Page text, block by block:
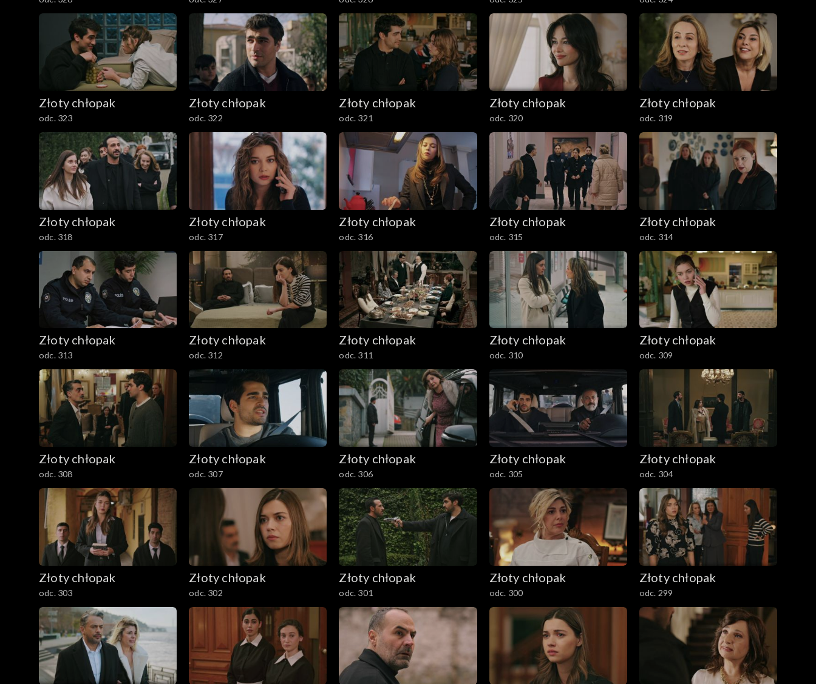
Złoty chłopak
odc. 323
Złoty chłopak
odc. 322
Złoty chłopak
odc. 321
Złoty chłopak
odc. 320
Złoty chłopak
odc. 319
Złoty chłopak
odc. 318
Złoty chłopak
odc. 317
Złoty chłopak
odc. 316
Złoty chłopak
odc. 315
Złoty chłopak
odc. 314
Złoty chłopak
odc. 313
Złoty chłopak
odc. 312
Złoty chłopak
odc. 311
Złoty chłopak
odc. 310
Złoty chłopak
odc. 309
Złoty chłopak
odc. 308
Złoty chłopak
odc. 307
Złoty chłopak
odc. 306
Złoty chłopak
odc. 305
Złoty chłopak
odc. 304
Złoty chłopak
odc. 303
Złoty chłopak
odc. 302
Złoty chłopak
odc. 301
Złoty chłopak
odc. 300
Złoty chłopak
odc. 299